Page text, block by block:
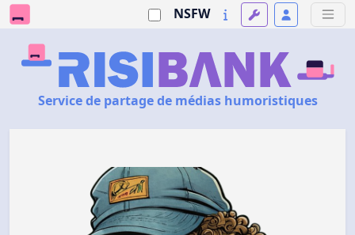
NSFW
Service de partage de médias humoristiques